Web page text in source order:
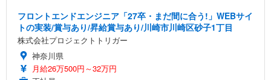
フロントエンドエンジニア「27卒・まだ間に合う!」WEBサイ
トの実装/賞与あり/昇給賞与あり/川崎市川崎区砂子1丁目
株式会社プロジェクトトリガー
神奈川県
月給26万500円～32万円